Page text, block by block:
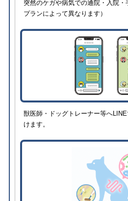
突然のケガや病気での通院・入院
プランによって異なります）
獣医師・ドッグトレーナー等へ
けます。